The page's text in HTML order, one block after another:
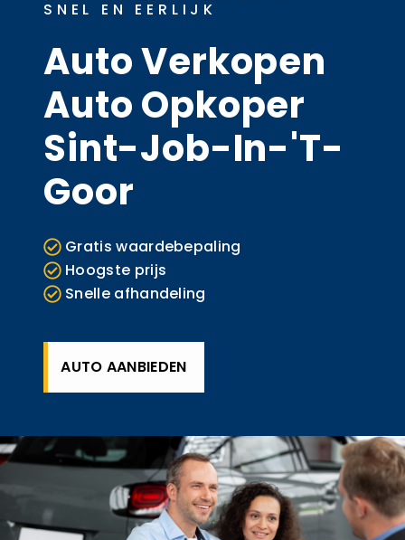
SNEL EN EERLIJK
Auto Verkopen
Auto Opkoper
Sint-Job-In-'t-
Goor
Gratis waardebepaling
Hoogste prijs
Snelle afhandeling
AUTO AANBIEDEN